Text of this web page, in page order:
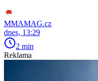
MMAMAG.cz
dnes, 13:29
2 min
Reklama